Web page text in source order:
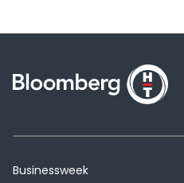
Businessweek